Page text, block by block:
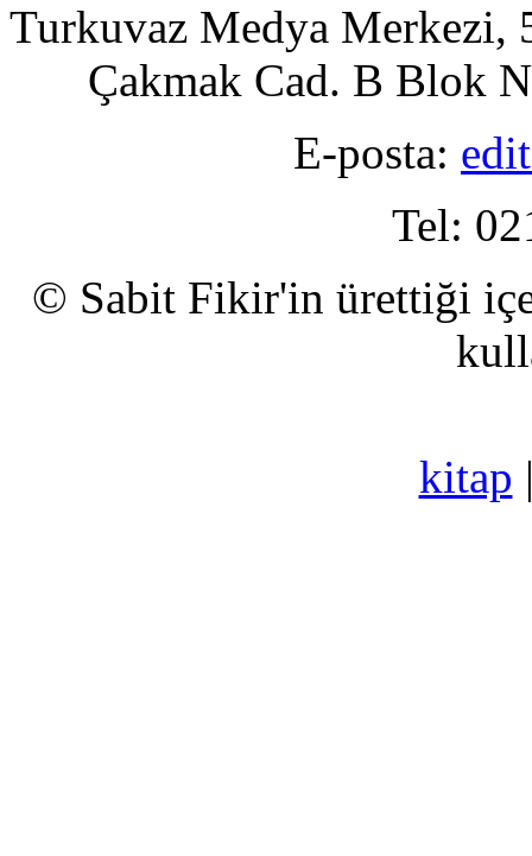
Turkuvaz Medya Merkezi,
Çakmak Cad. B Blok
E-posta:
Tel:
© Sabit Fikir'in ürettiği
kitap